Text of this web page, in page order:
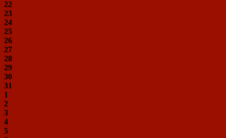
22
23
24
25
26
27
28
29
30
31
1
2
3
4
5